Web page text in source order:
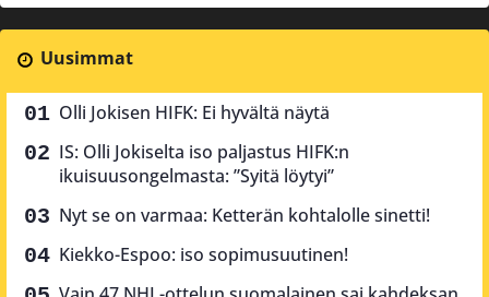
Uusimmat
Olli Jokisen HIFK: Ei hyvältä näytä
IS: Olli Jokiselta iso paljastus HIFK:n
ikuisuusongelmasta: ”Syitä löytyi”
Nyt se on varmaa: Ketterän kohtalolle sinetti!
Kiekko-Espoo: iso sopimusuutinen!